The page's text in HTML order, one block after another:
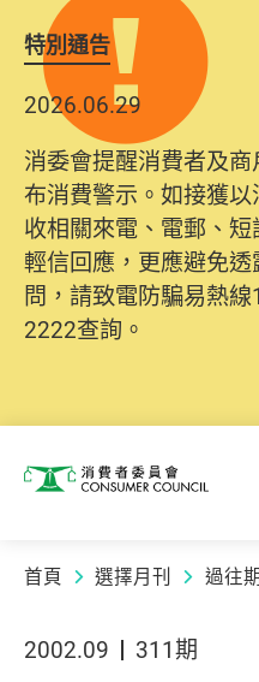
特別通告
2026.06.29
消委會提醒消費者及
布消費警示。如接獲
收相關來電、電郵、
輕信回應，更應避免
問，請致電防騙易熱
2222查詢。
消費者委員會
首頁 選擇月刊 過往
2002.09 311期